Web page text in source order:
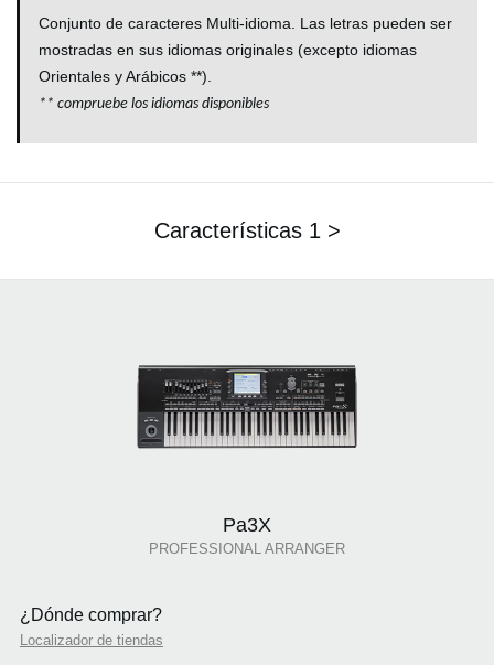
Conjunto de caracteres Multi-idioma. Las letras pueden ser
mostradas en sus idiomas originales (excepto idiomas
Orientales y Arábicos **).
** compruebe los idiomas disponibles
Características 1 >
Pa3X
PROFESSIONAL ARRANGER
¿Dónde comprar?
Localizador de tiendas